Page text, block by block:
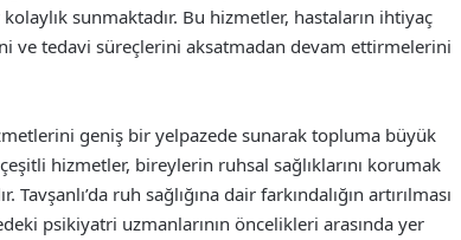
sunmaktadır. Bu hizmetler, hastaların ihtiyaç
ve tedavi süreçlerini aksatmadan devam ettirmelerini
geniş bir yelpazede sunarak topluma büyük
hizmetler, bireylerin ruhsal sağlıklarını korumak
ruh sağlığına dair farkındalığın artırılması
psikiyatri uzmanlarının öncelikleri arasında yer